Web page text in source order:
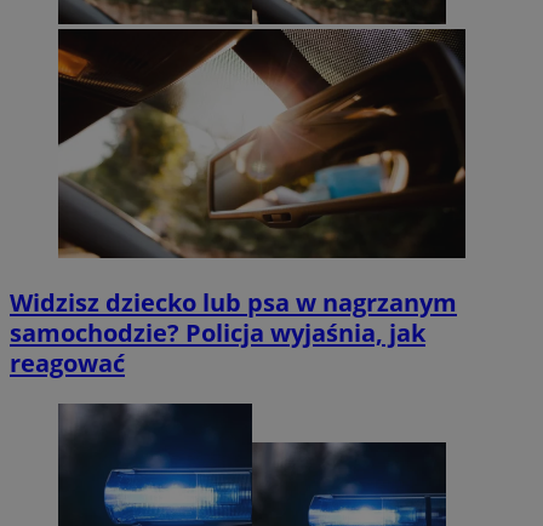
Widzisz dziecko lub psa w nagrzanym
samochodzie? Policja wyjaśnia, jak
reagować